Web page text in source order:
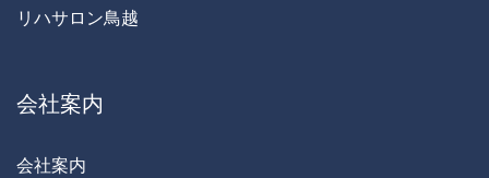
リハサロン鳥越
会社案内
会社案内